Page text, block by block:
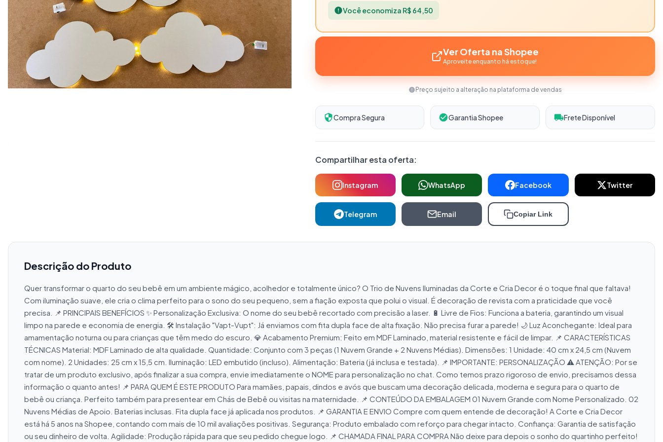
Você economiza R$ 64,50
Ver Oferta na Shopee
Aproveite enquanto há estoque!
Preço sujeito a alteração na plataforma de vendas
Compra Segura Garantia Shopee Frete Disponível
Compartilhar esta oferta:
Instagram WhatsApp Facebook Twitter
Telegram Email Copiar Link
Descrição do Produto
Quer transformar o quarto do seu bebê em um ambiente mágico, acolhedor e totalmente único? O Trio de Nuvens Iluminadas da Corte e Cria Decor é o toque final que faltava!
Com iluminação suave, ele cria o clima perfeito para o sono do seu pequeno, sem a fiação exposta que polui o visual. É decoração de revista com a praticidade que você
precisa. 📌 PRINCIPAIS BENEFÍCIOS ✨ Personalização Exclusiva: O nome do seu bebê recortado com precisão a laser. 🔋 Livre de Fios: Funciona a bateria, garantindo um visual
limpo na parede e economia de energia. 🛠️ Instalação "Vapt-Vupt": Já enviamos com fita dupla face de alta fixação. Não precisa furar a parede! 🌙 Luz Aconchegante: Ideal para
amamentação noturna ou para crianças que têm medo do escuro. 💎 Acabamento Premium: Feito em MDF Laminado, material resistente e fácil de limpar. 📌 CARACTERÍSTICAS
TÉCNICAS Material: MDF Laminado de alta qualidade. Quantidade: Conjunto com 3 peças (1 Nuvem Grande + 2 Nuvens Médias). Dimensões: 1 Unidade: 40 cm x 24,5 cm (Nuvem
com nome). 2 Unidades: 25 cm x 15,5 cm. Iluminação: LED embutido (incluso). Alimentação: Bateria (já inclusa e testada). 📌 IMPORTANTE: PERSONALIZAÇÃO ⚠️ ATENÇÃO: Por se
tratar de um produto exclusivo, após finalizar a sua compra, envie imediatamente o NOME para personalização no chat. Como temos prazo rigoroso de envio, precisamos dessa
informação o quanto antes! 📌 PARA QUEM É ESTE PRODUTO Para mamães, papais, dindos e avós que buscam uma decoração delicada, moderna e segura para o quarto de
bebê ou criança. Perfeito também para presentear em Chás de Bebê ou visitas na maternidade. 📌 CONTEÚDO DA EMBALAGEM 01 Nuvem Grande com Nome Personalizado. 02
Nuvens Médias de Apoio. Baterias inclusas. Fita dupla face já aplicada nos produtos. 📌 GARANTIA E ENVIO Compre com quem entende de decoração! A Corte e Cria Decor
está há 5 anos na Shopee, contando com mais de 10 mil avaliações positivas. Segurança: Produto embalado com reforço para chegar intacto. Confiança: Garantia de satisfação
ou seu dinheiro de volta. Agilidade: Produção rápida para que seu pedido chegue logo. 📌 CHAMADA FINAL PARA COMPRA Não deixe para depois o sonho do quartinho perfeito!